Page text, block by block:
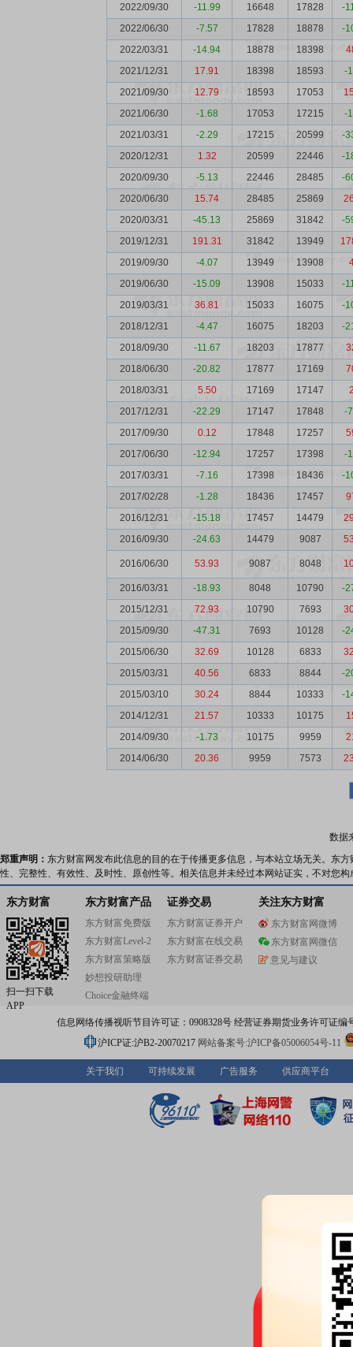
2022/09/30
-11.99 16648 17828
-
2022/06/30
-7.57 17828 18878
-
2022/03/31
-14.94 18878 18398
2021/12/31
17.91 18398 18593
-
2021/09/30
12.79 18593 17053
2021/06/30
-1.68 17053 17215
-
2021/03/31
-2.29 17215 20599
-
2020/12/31
1.32 20599 22446
-
2020/09/30
-5.13 22446 28485
-
2020/06/30
15.74 28485 25869
2020/03/31
-45.13 25869 31842
-
2019/12/31
191.31 31842 13949
2019/09/30
-4.07 13949 13908
2019/06/30
-15.09 13908 15033
-
2019/03/31
36.81 15033 16075
-
2018/12/31
-4.47 16075 18203
-
2018/09/30
-11.67 18203 17877
2018/06/30
-20.82 17877 17169
2018/03/31
5.50 17169 17147
2017/12/31
-22.29 17147 17848
-
2017/09/30
0.12 17848 17257
2017/06/30
-12.94 17257 17398
-
2017/03/31
-7.16 17398 18436
-
2017/02/28
-1.28 18436 17457
2016/12/31
-15.18 17457 14479
2016/09/30
-24.63 14479 9087
2016/06/30 53.93 9087 8048
2016/03/31 -18.93 8048 10790
-
2015/12/31
72.93 10790 7693
2015/09/30
-47.31 7693 10128
-
2015/06/30
32.69 10128 6833
2015/03/31
40.56 6833 8844
-
2015/03/10
30.24 8844 10333
-
2014/12/31
21.57 10333 10175
2014/09/30
-1.73 10175 9959
2014/06/30
20.36 9959 7573
数据
郑重声明： 东方财富网发布此信息的目的在于传播更多信息，与本站立场无关。东
性、完整性、有效性、及时性、原创性等。相关信息并未经过本网站证实，不对您
东方财富
扫一扫下载
APP
东方财富产品
东方财富免费版
东方财富Level-2
东方财富策略版
妙想投研助理
Choice金融终端
证券交易
东方财富证券开户
东方财富在线交易
东方财富证券交易
关注东方财富
东方财富网微博
东方财富网微信
意见与建议
信息网络传播视听节目许可证：0908328号 经营证券期货业务许可证编
沪ICP证:沪B2-20070217 网站备案号:沪ICP备05006054号-11
关于我们 可持续发展 广告服务 供应商平台